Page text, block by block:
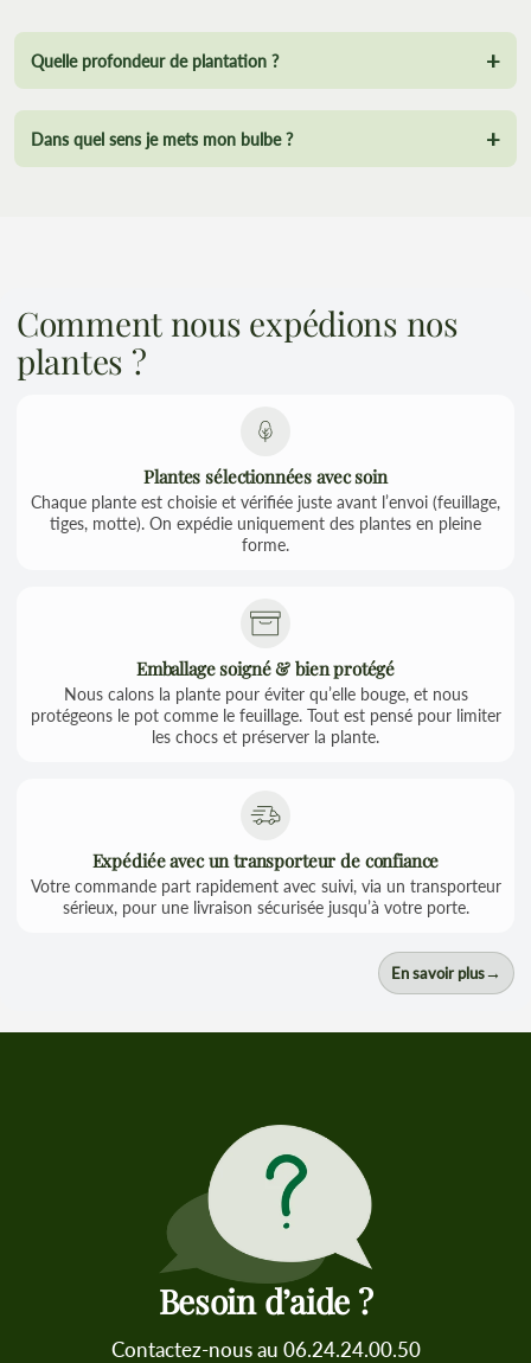
Quelle profondeur de plantation ? +
Dans quel sens je mets mon bulbe ? +
Comment nous expédions nos
plantes ?
Plantes sélectionnées avec soin
Chaque plante est choisie et vérifiée juste avant l’envoi (feuillage,
tiges, motte). On expédie uniquement des plantes en pleine
forme.
Emballage soigné & bien protégé
Nous calons la plante pour éviter qu’elle bouge, et nous
protégeons le pot comme le feuillage. Tout est pensé pour limiter
les chocs et préserver la plante.
Expédiée avec un transporteur de confiance
Votre commande part rapidement avec suivi, via un transporteur
sérieux, pour une livraison sécurisée jusqu’à votre porte.
En savoir plus→
Besoin d’aide ?
Contactez-nous au 06.24.24.00.50